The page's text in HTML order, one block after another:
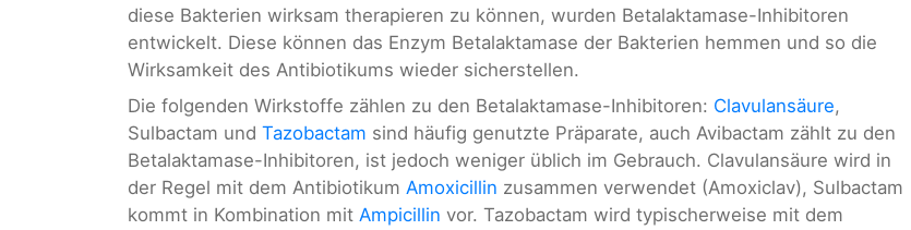
diese Bakterien wirksam therapieren zu können, wurden Betalaktamase-Inhibitoren
entwickelt. Diese können das Enzym Betalaktamase der Bakterien hemmen und so die
Wirksamkeit des Antibiotikums wieder sicherstellen.
Die folgenden Wirkstoffe zählen zu den Betalaktamase-Inhibitoren: Clavulansäure,
Sulbactam und Tazobactam sind häufig genutzte Präparate, auch Avibactam zählt zu den
Betalaktamase-Inhibitoren, ist jedoch weniger üblich im Gebrauch. Clavulansäure wird in
der Regel mit dem Antibiotikum Amoxicillin zusammen verwendet (Amoxiclav), Sulbactam
kommt in Kombination mit Ampicillin vor. Tazobactam wird typischerweise mit dem